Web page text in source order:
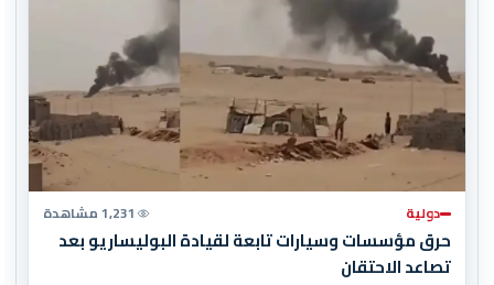
دولية 1,231 مشاهدة
حرق مؤسسات وسيارات تابعة لقيادة البوليساريو بعد
تصاعد الاحتقان